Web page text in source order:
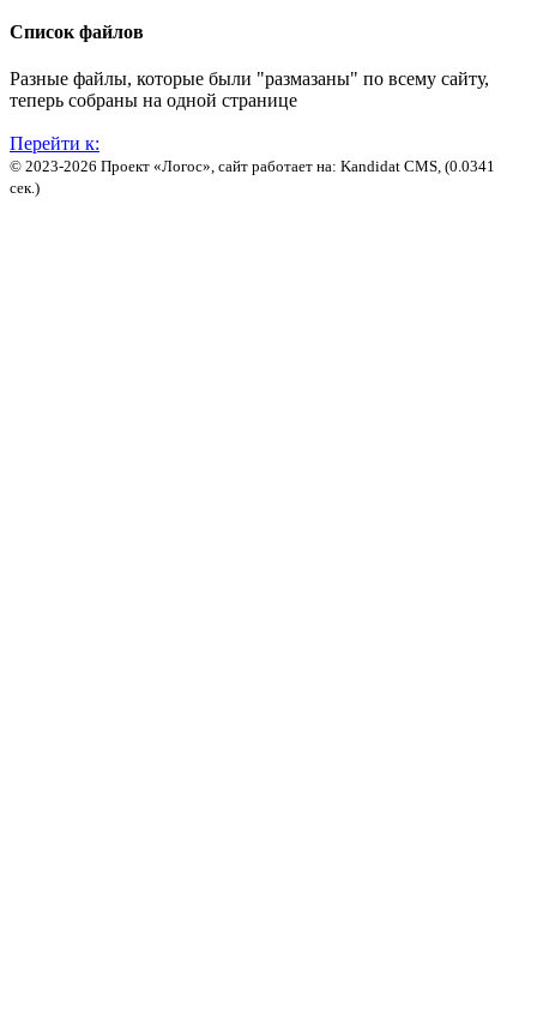
Список файлов
Разные файлы, которые были "размазаны" по всему сайту,
теперь собраны на одной странице
Перейти к:
© 2023-2026 Проект «Логос», сайт работает на: Kandidat CMS, (0.0341
сек.)